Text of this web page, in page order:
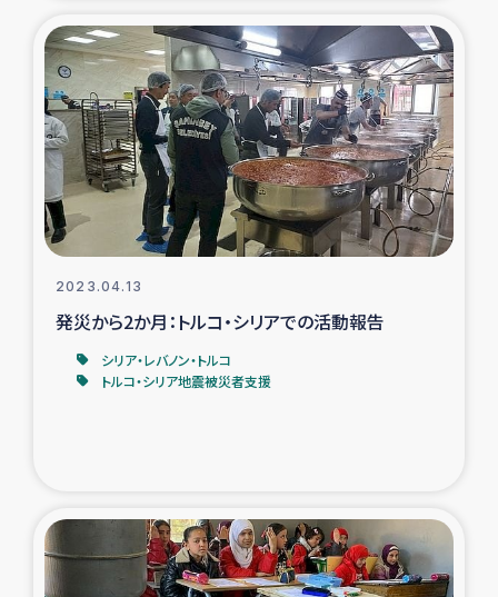
2023.04.13
発災から2か月：トルコ・シリアでの活動報告
シリア・レバノン・トルコ
トルコ・シリア地震被災者支援